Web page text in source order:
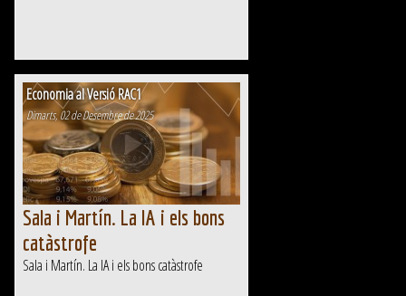
Economia al Versió RAC1
Dimarts, 02 de Desembre de 2025
Sala i Martín. La IA i els bons
catàstrofe
Sala i Martín. La IA i els bons catàstrofe